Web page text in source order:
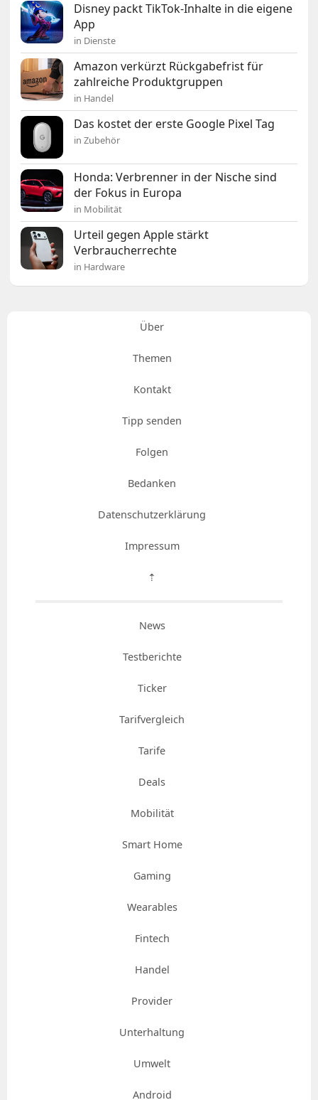
Disney packt TikTok-Inhalte in die eigene
App
in Dienste
Amazon verkürzt Rückgabefrist für
zahlreiche Produktgruppen
in Handel
Das kostet der erste Google Pixel Tag
in Zubehör
Honda: Verbrenner in der Nische sind
der Fokus in Europa
in Mobilität
Urteil gegen Apple stärkt
Verbraucherrechte
in Hardware
Über
Themen
Kontakt
Tipp senden
Folgen
Bedanken
Datenschutzerklärung
Impressum
⇡
News
Testberichte
Ticker
Tarifvergleich
Tarife
Deals
Mobilität
Smart Home
Gaming
Wearables
Fintech
Handel
Provider
Unterhaltung
Umwelt
Android